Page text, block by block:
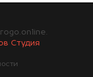
Студия